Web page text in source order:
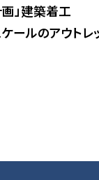
」建築着工
ルのアウトレ